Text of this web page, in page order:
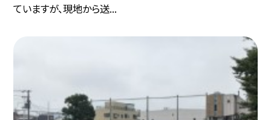
ていますが、現地から送...